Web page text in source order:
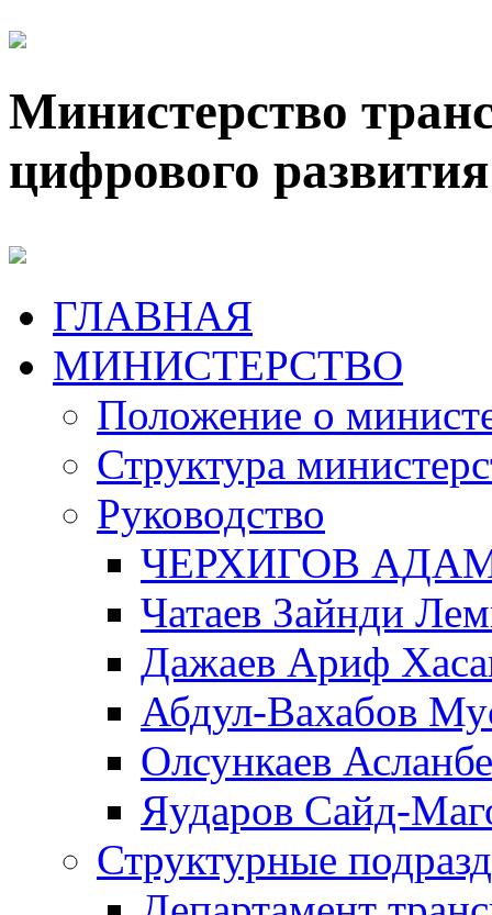
Министерство
цифрового
ГЛАВНАЯ
МИНИСТЕРСТВО
Положение о
Структура
Руководство
ЧЕРХИГОВ
Чатаев Зайнди
Дажаев Ариф
Абдул-Вахабов
Олсункаев
Яударов Сайд-
Структурные